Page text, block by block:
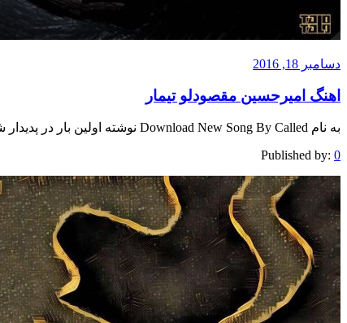
دسامبر 18, 2016
اهنگ امیرحسین مقصودلو تیمار
به نام Download New Song By Called نوشته اولین بار در پدیدار شد.
Published by: 0